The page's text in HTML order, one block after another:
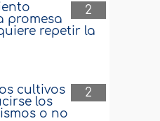
2
promesa
repetir la
2
cultivos
los
o no